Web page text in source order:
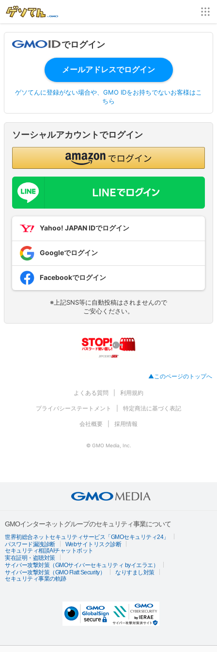
でログイン
ゲソてんに登録がない場合や、GMO IDをお持ちでないお客様はこ
ちら
ソーシャルアカウントでログイン
Yahoo! JAPAN IDでログイン
Googleでログイン
Facebookでログイン
※上記SNS等に自動投稿はされませんので
ご安心ください。
▲このページのトップへ
よくある質問 利用規約
プライバシーステートメント 特定商法に基づく表記
会社概要 採用情報
© GMO Media, Inc.
GMOインターネットグループのセキュリティ事業について
世界初総合ネットセキュリティサービス「GMOセキュリティ24」
パスワード漏洩診断
Webサイトリスク診断
セキュリティ相談AIチャットボット
実在証明・盗聴対策
サイバー攻撃対策（GMOサイバーセキュリティ byイエラエ）
サイバー攻撃対策（GMO Flatt Security）
なりすまし対策
セキュリティ事業の軌跡